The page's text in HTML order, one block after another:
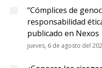
“Cómplices de
responsabilidad
publicado en Nexos
jueves, 6 de agosto del